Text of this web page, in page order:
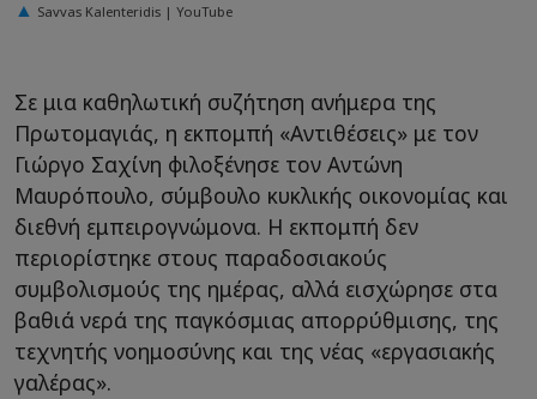
Savvas Kalenteridis | YouTube
Σε μια καθηλωτική συζήτηση ανήμερα της
Πρωτομαγιάς, η εκπομπή «Αντιθέσεις» με τον
Γιώργο Σαχίνη φιλοξένησε τον Αντώνη
Μαυρόπουλο, σύμβουλο κυκλικής οικονομίας και
διεθνή εμπειρογνώμονα. Η εκπομπή δεν
περιορίστηκε στους παραδοσιακούς
συμβολισμούς της ημέρας, αλλά εισχώρησε στα
βαθιά νερά της παγκόσμιας απορρύθμισης, της
τεχνητής νοημοσύνης και της νέας «εργασιακής
γαλέρας».